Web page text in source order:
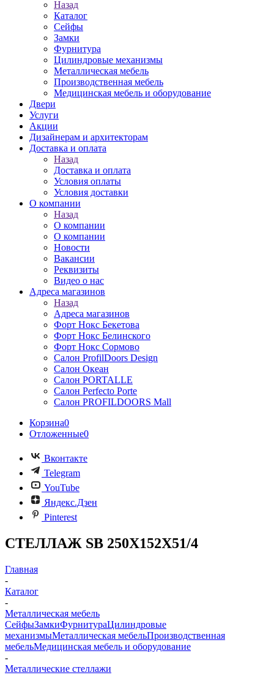
Назад
Каталог
Сейфы
Замки
Фурнитура
Цилиндровые механизмы
Металлическая мебель
Производственная мебель
Медицинская мебель и оборудование
Двери
Услуги
Акции
Дизайнерам и архитекторам
Доставка и оплата
Назад
Доставка и оплата
Условия оплаты
Условия доставки
О компании
Назад
О компании
О компании
Новости
Вакансии
Реквизиты
Видео о нас
Адреса магазинов
Назад
Адреса магазинов
Форт Нокс Бекетова
Форт Нокс Белинского
Форт Нокс Сормово
Салон ProfilDoors Design
Салон Океан
Салон PORTALLE
Салон Perfecto Portе
Салон PROFILDOORS Mall
Корзина0
Отложенные0
Вконтакте
Telegram
YouTube
Яндекс.Дзен
Pinterest
СТЕЛЛАЖ SB 250X152X51/4
Главная
-
Каталог
-
Металлическая мебель
СейфыЗамкиФурнитураЦилиндровые
механизмыМеталлическая мебельПроизводственная
мебельМедицинская мебель и оборудование
-
Металлические стеллажи